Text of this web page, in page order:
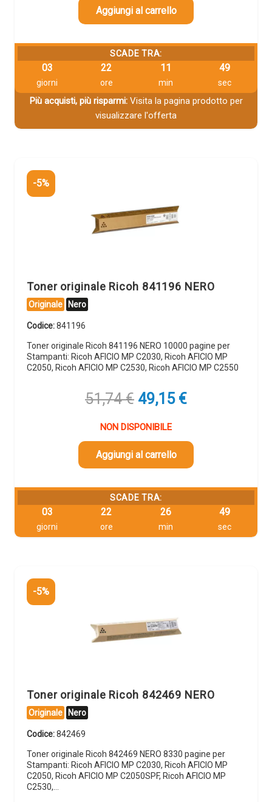
Aggiungi al carrello
SCADE TRA:
03
giorni
22
ore
11
min
48
sec
Più acquisti, più risparmi:Visita la pagina prodotto per
visualizzare l'offerta
-5%
Toner originale Ricoh 841196 NERO
Originale Nero
Codice:841196
Toner originale Ricoh 841196 NERO 10000 pagine per
Stampanti: Ricoh AFICIO MP C2030, Ricoh AFICIO MP
C2050, Ricoh AFICIO MP C2530, Ricoh AFICIO MP C2550
51,74€ Il
originale
era:
51,74 €.
49,15 €Il
è:
NON DISPONIBILE
Aggiungi al carrello
SCADE TRA:
03
giorni
22
ore
26
min
48
sec
-5%
Toner originale Ricoh 842469 NERO
Originale Nero
Codice:842469
Toner originale Ricoh 842469 NERO 8330 pagine per
Stampanti: Ricoh AFICIO MP C2030, Ricoh AFICIO MP
C2050, Ricoh AFICIO MP C2050SPF, Ricoh AFICIO MP
C2530,…